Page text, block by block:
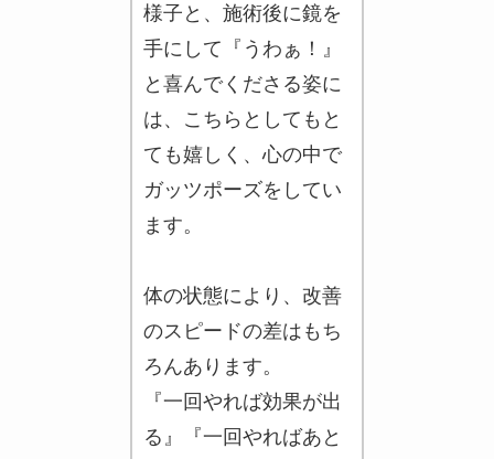
様子と、施術後に鏡を
手にして『うわぁ！』
と喜んでくださる姿に
は、こちらとしてもと
ても嬉しく、心の中で
ガッツポーズをしてい
ます。
体の状態により、改善
のスピードの差はもち
ろんあります。
『一回やれば効果が出
る』『一回やればあと